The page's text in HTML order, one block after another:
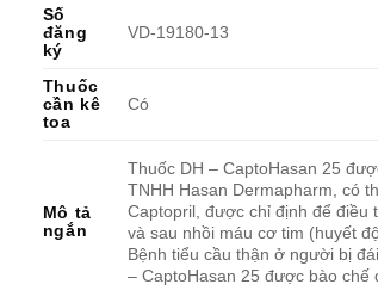
Số
đăng
ký
VD-19180-13
Thuốc
cần kê
toa
Có
Mô tả
ngắn
Thuốc DH – CaptoHasan 25
TNHH Hasan Dermapharm, có
Captopril, được chỉ định để điều
và sau nhồi máu cơ tim (huyết
Bệnh tiểu cầu thận ở người bị
– CaptoHasan 25 được bào chế